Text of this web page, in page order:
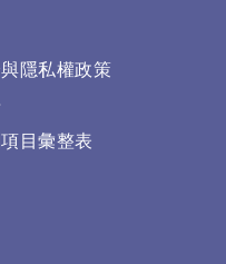
隱私權政策
目彙整表